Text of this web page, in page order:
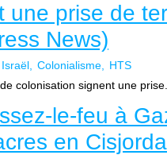
une prise de
News)
Israël Colonialisme
HTS
colonisation signent une prise...
le-feu à
en